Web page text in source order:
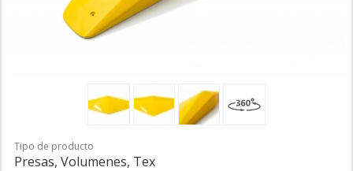
Tipo de producto
Presas, Volumenes, Tex